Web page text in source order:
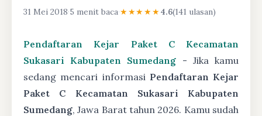
31 Mei 2018·5 menit baca·★★★★★4.6(141 ulasan)
Pendaftaran Kejar Paket C Kecamatan
Sukasari Kabupaten Sumedang - Jika kamu
sedang mencari informasi Pendaftaran Kejar
Paket C Kecamatan Sukasari Kabupaten
Sumedang, Jawa Barat tahun 2026. Kamu sudah